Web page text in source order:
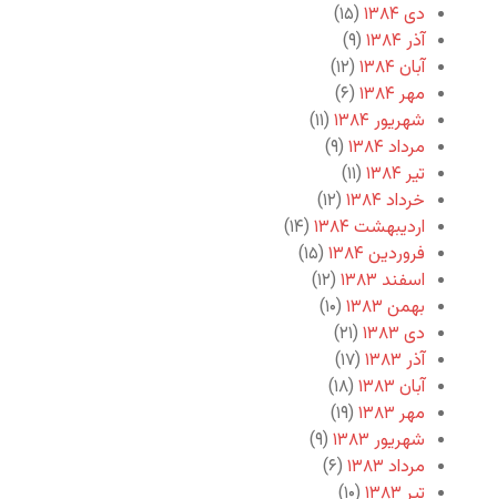
دی ۱۳۸۴
(۱۵)
آذر ۱۳۸۴
(۹)
آبان ۱۳۸۴
(۱۲)
مهر ۱۳۸۴
(۶)
شهریور ۱۳۸۴
(۱۱)
مرداد ۱۳۸۴
(۹)
تیر ۱۳۸۴
(۱۱)
خرداد ۱۳۸۴
(۱۲)
اردیبهشت ۱۳۸۴
(۱۴)
فروردین ۱۳۸۴
(۱۵)
اسفند ۱۳۸۳
(۱۲)
بهمن ۱۳۸۳
(۱۰)
دی ۱۳۸۳
(۲۱)
آذر ۱۳۸۳
(۱۷)
آبان ۱۳۸۳
(۱۸)
مهر ۱۳۸۳
(۱۹)
شهریور ۱۳۸۳
(۹)
مرداد ۱۳۸۳
(۶)